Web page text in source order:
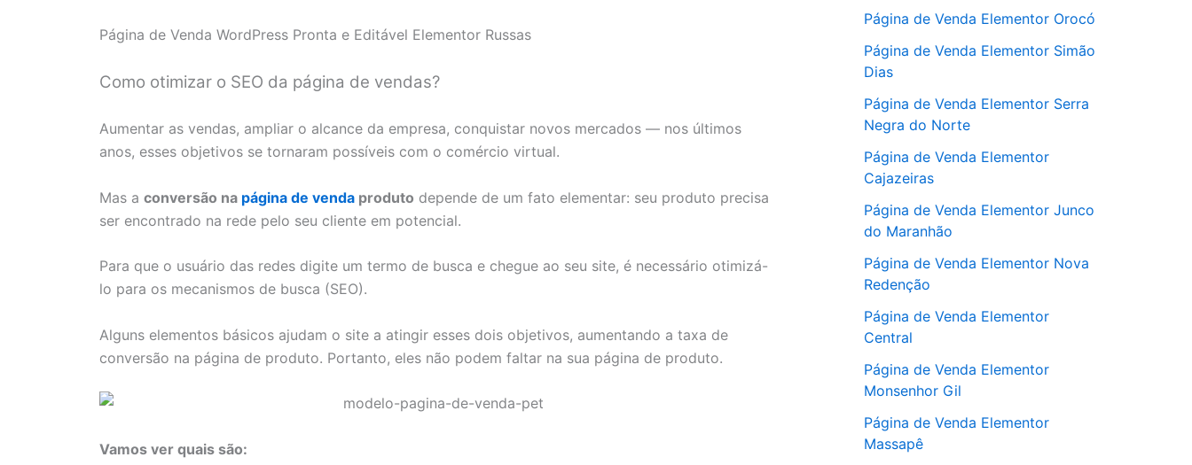
Página de Venda WordPress Pronta e Editável Elementor Russas
Como otimizar o SEO da página de vendas?
Aumentar as vendas, ampliar o alcance da empresa, conquistar novos mercados — nos últimos
anos, esses objetivos se tornaram possíveis com o comércio virtual.
Mas a conversão na página de venda produto depende de um fato elementar: seu produto precisa
ser encontrado na rede pelo seu cliente em potencial.
Para que o usuário das redes digite um termo de busca e chegue ao seu site, é necessário otimizá-
lo para os mecanismos de busca (SEO).
Alguns elementos básicos ajudam o site a atingir esses dois objetivos, aumentando a taxa de
conversão na página de produto. Portanto, eles não podem faltar na sua página de produto.
Vamos ver quais são:
Página de Venda Elementor Orocó
Página de Venda Elementor Simão
Dias
Página de Venda Elementor Serra
Negra do Norte
Página de Venda Elementor
Cajazeiras
Página de Venda Elementor Junco
do Maranhão
Página de Venda Elementor Nova
Redenção
Página de Venda Elementor
Central
Página de Venda Elementor
Monsenhor Gil
Página de Venda Elementor
Massapê